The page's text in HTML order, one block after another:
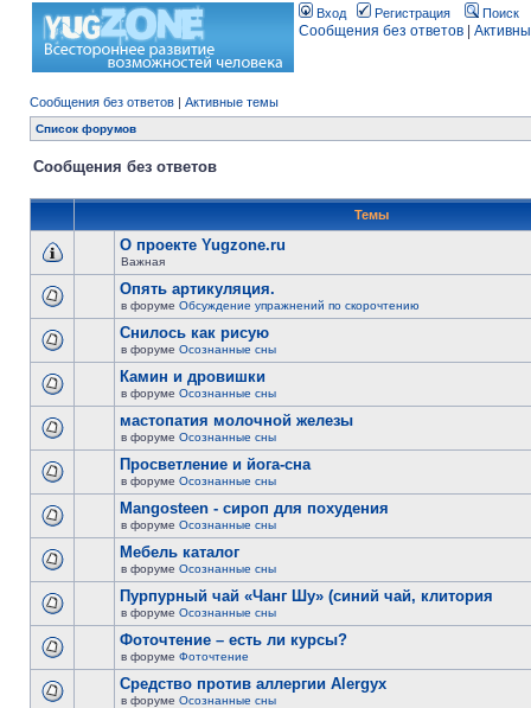
Вход Регистрация Поиск
Сообщения без ответов
Сообщения без ответов | Активные темы
Список форумов
Сообщения без ответов
Темы
О проекте Yugzone.ru
Важная
Опять артикуляция.
в форуме Обсуждение упражнений по скорочтению
Снилось как рисую
в форуме Осознанные сны
Камин и дровишки
в форуме Осознанные сны
мастопатия молочной железы
в форуме Осознанные сны
Просветление и йога-сна
в форуме Осознанные сны
Mangosteen - сироп для похудения
в форуме Осознанные сны
Мебель каталог
в форуме Осознанные сны
Пурпурный чай «Чанг Шу» (синий чай, клитория
в форуме Осознанные сны
Фоточтение – есть ли курсы?
в форуме Фоточтение
Cредство против аллергии Alergyx
в форуме Осознанные сны